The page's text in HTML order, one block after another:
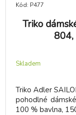
Kód: P477
Triko
804,
Skladem
Triko Adler
pohodlné
100 % bavlna,